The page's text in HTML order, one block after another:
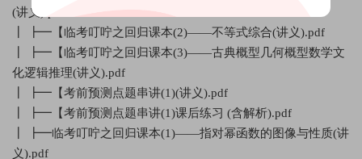
(讲义).pdf
┃ ┣━【临考叮咛之回归课本(2)——不等式综合(讲义).pdf
┃ ┣━【临考叮咛之回归课本(3)——古典概型几何概型数学文
化逻辑推理(讲义).pdf
┃ ┣━【考前预测点题串讲(1)(讲义).pdf
┃ ┣━【考前预测点题串讲(1)课后练习 (含解析).pdf
┃ ┣━临考叮咛之回归课本(1)——指对幂函数的图像与性质(讲
义).pdf